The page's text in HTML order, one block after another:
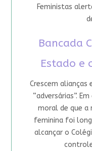
Feministas
Bancada
Estado e
Crescem
“adversárias”.
moral de que a
feminina foi
alcançar o